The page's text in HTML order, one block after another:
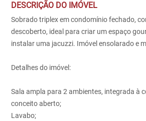
DESCRIÇÃO DO IMÓVEL
Sobrado triplex em condomínio fechado,
descoberto, ideal para criar um espaço
instalar uma jacuzzi. Imóvel ensolarado e
Detalhes do imóvel:
Sala ampla para 2 ambientes, integrada à
conceito aberto;
Lavabo;